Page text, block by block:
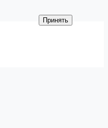
Принять